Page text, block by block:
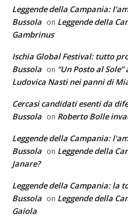
Leggende della Campania:
Bussola on Leggende della
Gambrinus
Ischia Global Festival: tutto
Bussola on “Un Posto al Sole”
Ludovica Nasti nei panni di
Cercasi candidati esenti da
Bussola on Roberto Bolle
Leggende della Campania:
Bussola on Leggende della
Janare?
Leggende della Campania: la
Bussola on Leggende della
Gaiola